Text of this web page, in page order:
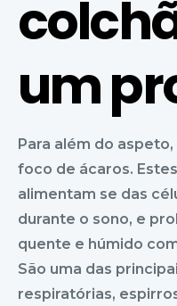
um
Para além do
foco de ácaros.
alimentam se das
durante o sono, e
quente e húmido
São uma das
respiratórias,